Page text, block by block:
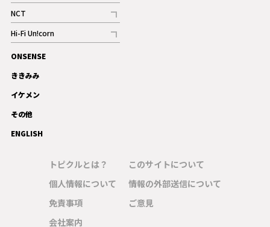
記事
NCT
記事
Hi-Fi Un!corn
記事
ギャラリー
ONSENSE
ききみみ
イケメン
その他
ENGLISH
トピクルとは？
個人情報について
免責事項
会社案内
このサイトについて
情報の外部送信について
ご意見